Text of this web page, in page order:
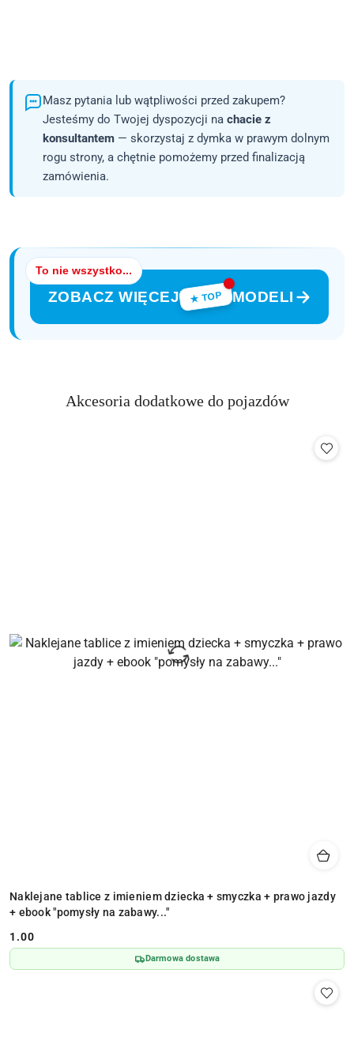
Masz pytania lub wątpliwości przed zakupem?
Jesteśmy do Twojej dyspozycji na chacie z
konsultantem — skorzystaj z dymka w prawym dolnym
rogu strony, a chętnie pomożemy przed finalizacją
zamówienia.
To nie wszystko...
ZOBACZ WIĘCEJ ★ TOP MODELI
Pomiń karuzelę produktów
Produkty
Akcesoria dodatkowe do pojazdów
Naklejane tablice z imieniem dziecka + smyczka + prawo jazdy
+ ebook "pomysły na zabawy..."
Cena:
1.00
Darmowa dostawa